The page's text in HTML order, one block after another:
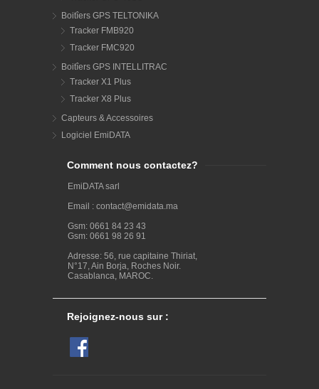
Boitîers GPS TELTONIKA
Tracker FMB920
Tracker FMC920
Boitîers GPS INTELLITRAC
Tracker X1 Plus
Tracker X8 Plus
Capteurs & Accessoires
Logiciel EmiDATA
Comment nous contactez?
EmiDATA sarl
Email : contact@emidata.ma
Gsm: 0661 84 23 43
Gsm: 0661 98 26 91
Adresse: 56, rue capitaine Thiriat,
N°17, Ain Borja, Roches Noir.
Casablanca, MAROC.
Rejoignez-nous sur :